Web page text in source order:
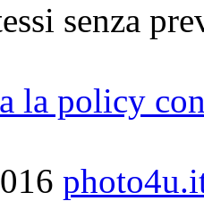
senza
la policy